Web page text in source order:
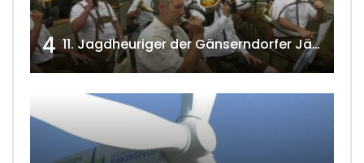
4 11. Jagdheuriger der Gänserndorfer Jäger 2020 w4tv166